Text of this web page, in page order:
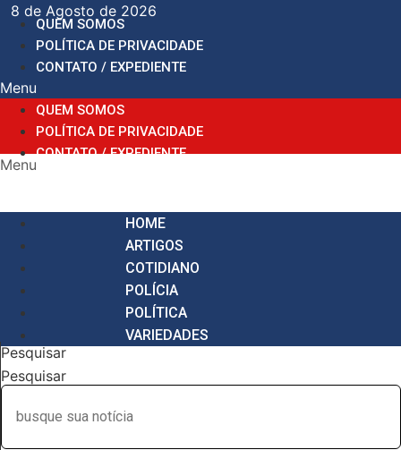
para
conteúdo
8 de Agosto de 2026
QUEM SOMOS
POLÍTICA DE PRIVACIDADE
CONTATO / EXPEDIENTE
Menu
QUEM SOMOS
POLÍTICA DE PRIVACIDADE
CONTATO / EXPEDIENTE
Menu
HOME
ARTIGOS
COTIDIANO
POLÍCIA
POLÍTICA
VARIEDADES
Pesquisar
Pesquisar